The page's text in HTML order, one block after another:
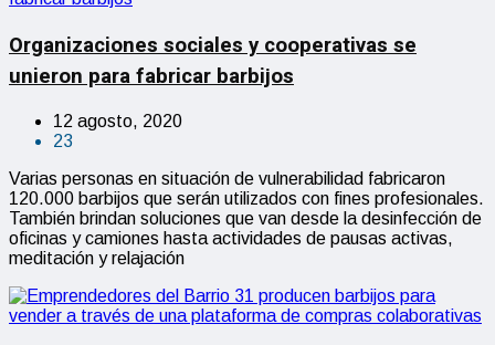
Organizaciones sociales y cooperativas se
unieron para fabricar barbijos
12 agosto, 2020
23
Varias personas en situación de vulnerabilidad fabricaron
120.000 barbijos que serán utilizados con fines profesionales.
También brindan soluciones que van desde la desinfección de
oficinas y camiones hasta actividades de pausas activas,
meditación y relajación